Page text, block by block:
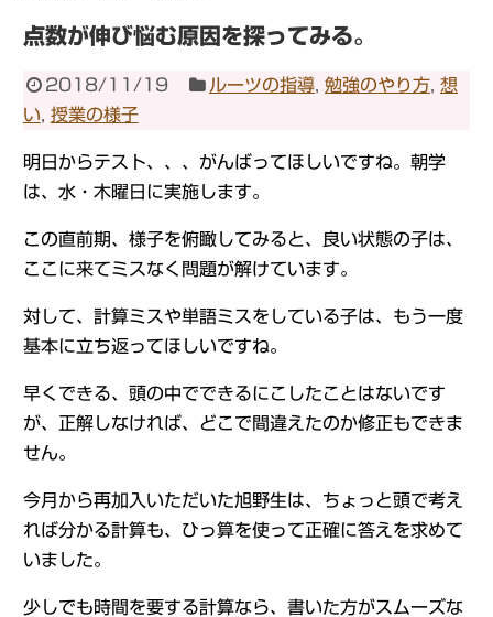
点数が伸び悩む原因を探ってみる。
2018/11/19 ルーツの指導 ,勉強のやり方 ,想
い
授業の様子
明日からテスト、、、がんばってほしいですね。朝学
は、水・木曜日に実施します。
この直前期、様子を俯瞰してみると、良い状態の子は、
ここに来てミスなく問題が解けています。
対して、計算ミスや単語ミスをしている子は、もう一度
基本に立ち返ってほしいですね。
早くできる、頭の中でできるにこしたことはないです
が、正解しなければ、どこで間違えたのか修正もできま
せん。
今月から再加入いただいた旭野生は、ちょっと頭で考え
れば分かる計算も、ひっ算を使って正確に答えを求めて
いました。
少しでも時間を要する計算なら、書いた方がスムーズな